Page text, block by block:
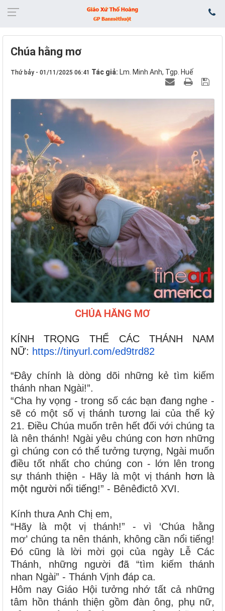
Chúa hằng mơ
Thứ bảy - 01/11/2025 06:41 Tác giả: Lm. Minh Anh, Tgp. Huế
CHÚA HẰNG MƠ
KÍNH TRỌNG THỂ CÁC THÁNH NAM
NỮ: https://tinyurl.com/ed9trd82
“Đây chính là dòng dõi những kẻ tìm kiếm
thánh nhan Ngài!”.
“Cha hy vọng - trong số các bạn đang nghe -
sẽ có một số vị thánh tương lai của thế kỷ
21. Điều Chúa muốn trên hết đối với chúng ta
là nên thánh! Ngài yêu chúng con hơn những
gì chúng con có thể tưởng tượng, Ngài muốn
điều tốt nhất cho chúng con - lớn lên trong
sự thánh thiện - Hãy là một vị thánh hơn là
một người nổi tiếng!” - Bênêđictô XVI.
Kính thưa Anh Chị em,
“Hãy là một vị thánh!” - vì ‘Chúa hằng
mơ’ chúng ta nên thánh, không cần nổi tiếng!
Đó cũng là lời mời gọi của ngày Lễ Các
Thánh, những người đã “tìm kiếm thánh
nhan Ngài” - Thánh Vịnh đáp ca.
Hôm nay Giáo Hội tưởng nhớ tất cả những
tâm hồn thánh thiện gồm đàn ông, phụ nữ,